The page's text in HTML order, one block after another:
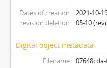
Dates of creation
revision deletion
2021-10-
05-10
Digital object metadata
Filename